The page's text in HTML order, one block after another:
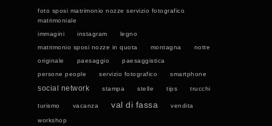
foto sposi matrimonio nozze servizio fotografico
matrimoniale
immagini
instagram
legno
matrimonio sposi nozze in quota
montagna
notte
originale
paesaggio
paesaggistica
persone people
servizio fotografico smartphone
social network stampa stelle tips trucchi
turismo vacanza val di fassa vendita
workshop